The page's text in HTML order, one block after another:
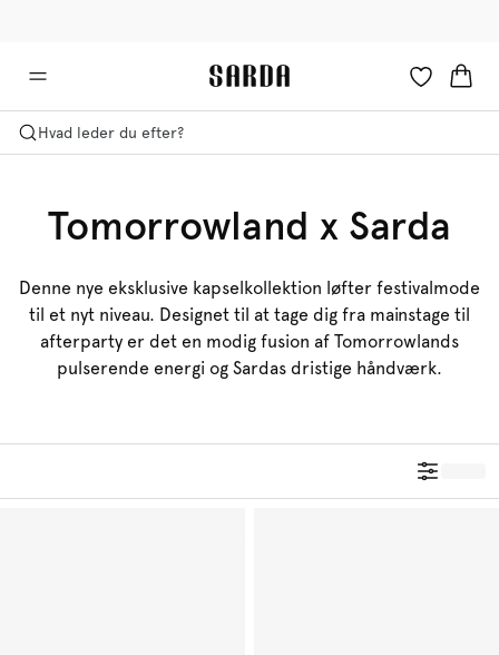
Hvad leder du efter?
Tomorrowland x Sarda
Denne nye eksklusive kapselkollektion løfter festivalmode
til et nyt niveau. Designet til at tage dig fra mainstage til
afterparty er det en modig fusion af Tomorrowlands
pulserende energi og Sardas dristige håndværk.